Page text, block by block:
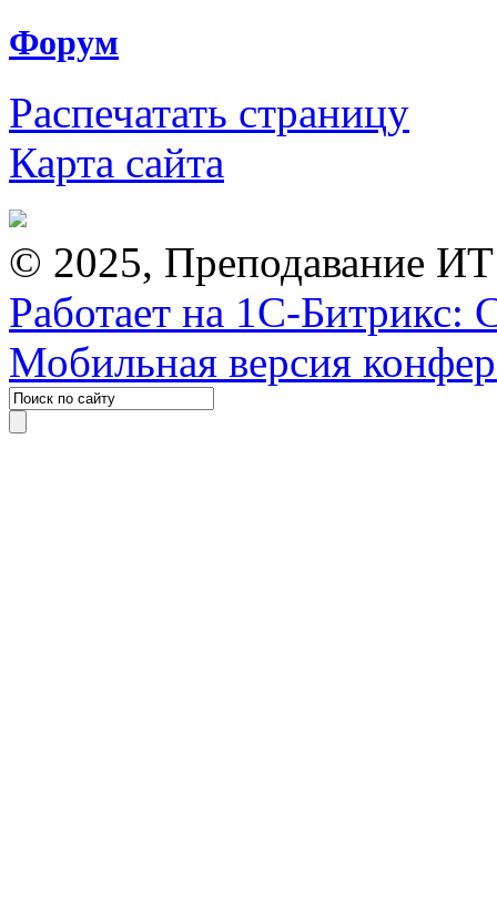
Форум
Распечатать страницу
Карта сайта
© 2025, Преподавание
Работает на 1С-Битрикс:
Мобильная версия